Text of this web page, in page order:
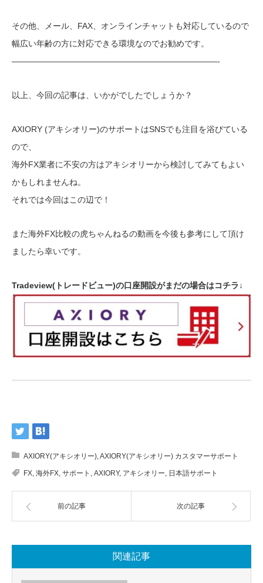
その他、メール、FAX、オンラインチャットも対応しているので
幅広い年齢の方に対応できる環境なのでお勧めです。
—————————————————————————-
以上、今回の記事は、いかがでしたでしょうか？
AXIORY (アキシオリー)のサポートはSNSでも注目を浴びている
ので、
海外FX業者に不安の方はアキシオリーから検討してみてもよい
かもしれませんね。
それでは今回はこの辺で！
また海外FX比較の虎ちゃんねるの動画を今後も参考にして頂け
ましたら幸いです。
Tradeview(トレードビュー)の口座開設がまだの場合はコチラ↓
AXIORY(アキシオリー),AXIORY(アキシオリー) カスタマーサポート
FX, 海外FX, サポート , AXIORY, アキシオリー, 日本語サポート
前の記事 次の記事
関連記事